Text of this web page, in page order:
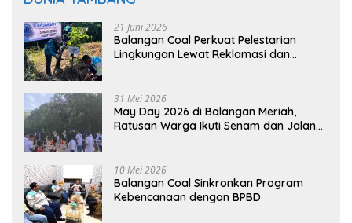
21 Juni 2026
Balangan Coal Perkuat Pelestarian
Lingkungan Lewat Reklamasi dan
31 Mei 2026
May Day 2026 di Balangan Meriah,
Ratusan Warga Ikuti Senam dan Jalan
10 Mei 2026
Balangan Coal Sinkronkan Program
Kebencanaan dengan BPBD